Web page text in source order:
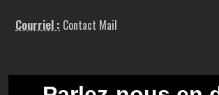
Courriel : Contact Mail